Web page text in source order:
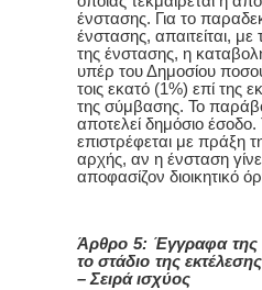
ένστασης. Για το
ένστασης, απαιτείται,
της ένστασης, η
υπέρ του Δημοσίου
τοις εκατό (1%) επί της
της σύμβασης. Το
αποτελεί δημόσιο
επιστρέφεται με πράξη
αρχής, αν η ένσταση
αποφασίζον διοικητικό
Άρθρο 5: Έγγραφα της
το στάδιο της
– Σειρά ισχύος